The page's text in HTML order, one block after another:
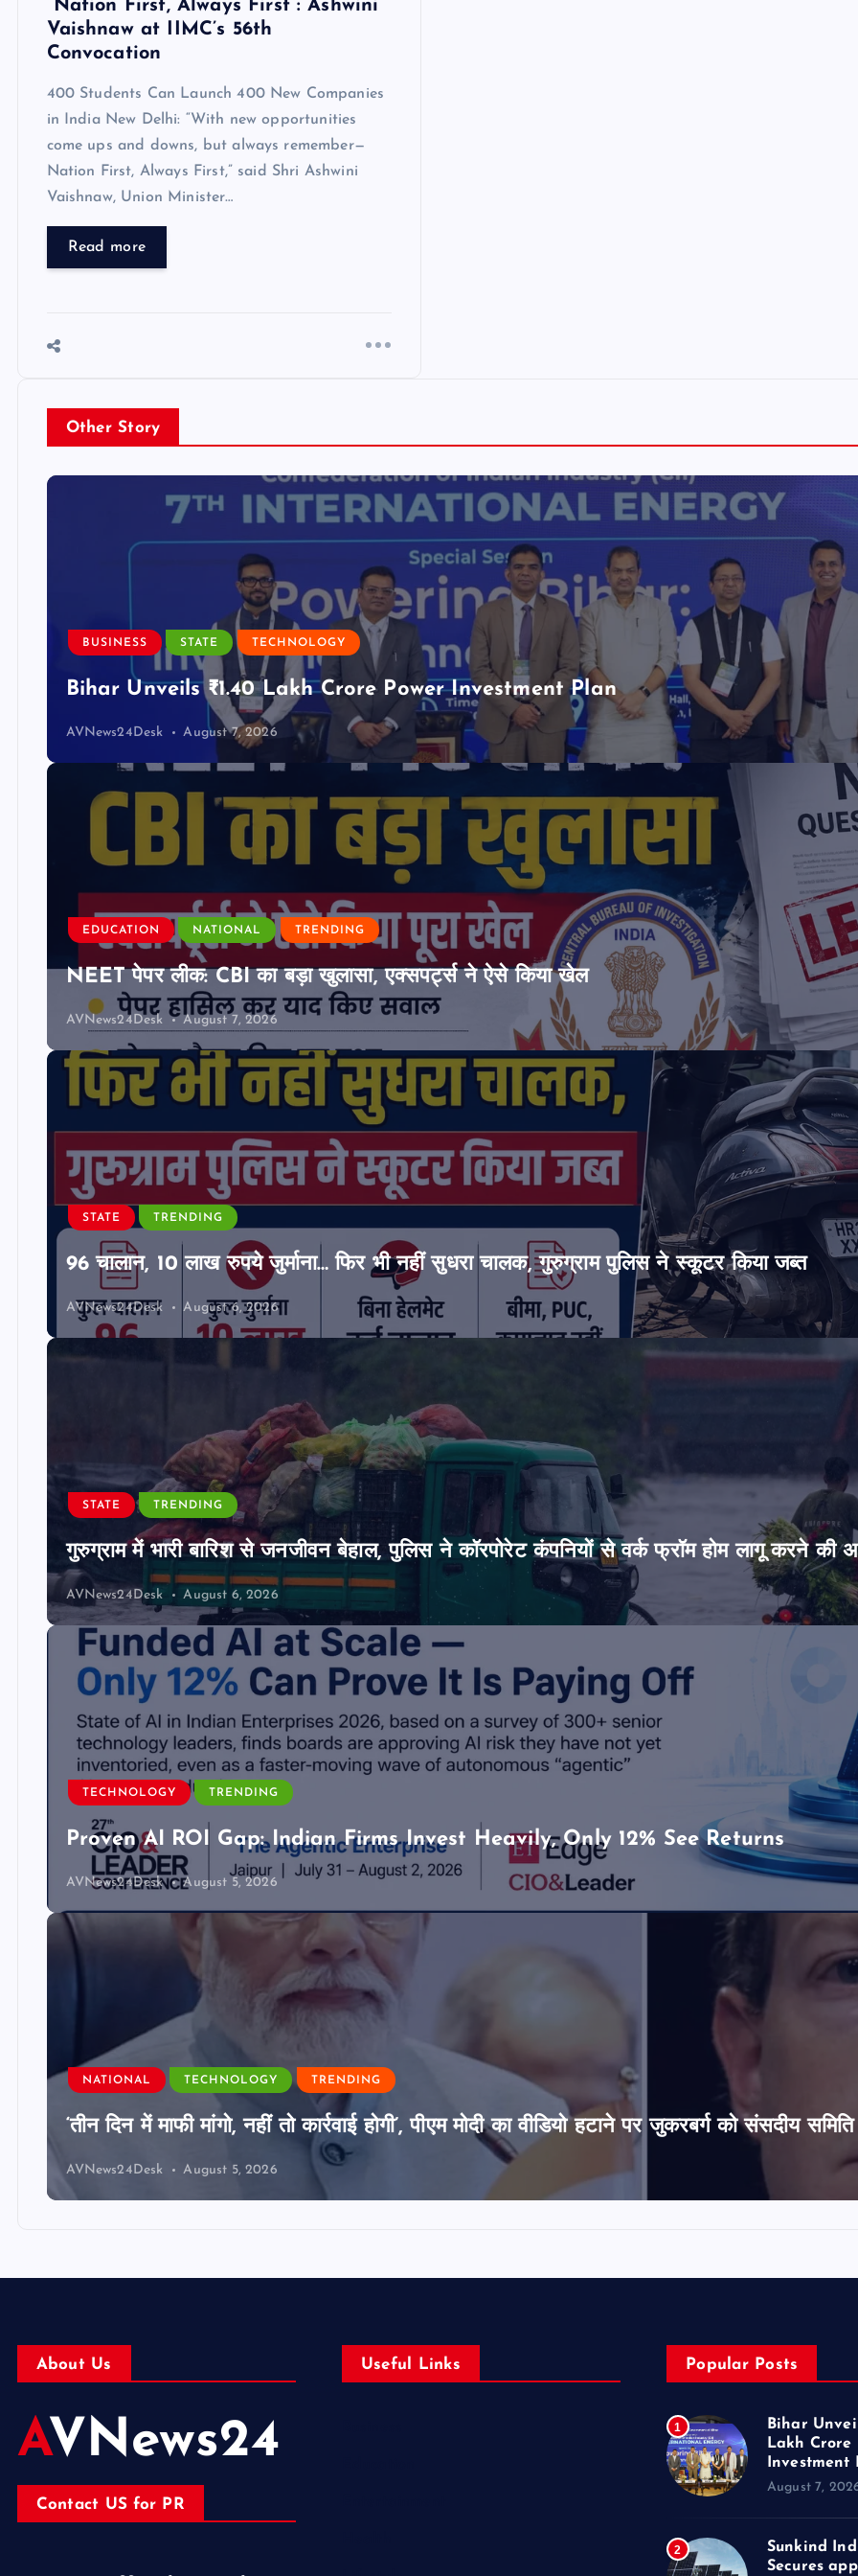
“Nation First, Always First”: Ashwini
Vaishnaw at IIMC’s 56th
Convocation
400 Students Can Launch 400 New Companies
in India New Delhi: “With new opportunities
come ups and downs, but always remember—
Nation First, Always First,” said Shri Ashwini
Vaishnaw, Union Minister…
Read more
Other Story
BUSINESS STATE TECHNOLOGY
Bihar Unveils ₹1.40 Lakh Crore Power Investment Plan
AVNews24Desk August 7, 2026
EDUCATION NATIONAL TRENDING
NEET पेपर लीक: CBI का बड़ा खुलासा, एक्सपर्ट्स ने ऐसे किया खेल
AVNews24Desk August 7, 2026
STATE TRENDING
96 चालान, 10 लाख रुपये जुर्माना… फिर भी नहीं सुधरा चालक, गुरुग्राम पुलिस ने स्कूटर किया जब्त
AVNews24Desk August 6, 2026
STATE TRENDING
गुरुग्राम में भारी बारिश से जनजीवन बेहाल, पुलिस ने कॉरपोरेट कंपनियों से वर्क फ्रॉम होम लागू करने की
AVNews24Desk August 6, 2026
TECHNOLOGY TRENDING
Proven AI ROI Gap: Indian Firms Invest Heavily, Only 12% See Returns
AVNews24Desk August 5, 2026
NATIONAL TECHNOLOGY TRENDING
‘तीन दिन में माफी मांगो, नहीं तो कार्रवाई होगी’, पीएम मोदी का वीडियो हटाने पर जुकरबर्ग को संसदीय
AVNews24Desk August 5, 2026
About Us
AVNews24
Contact US for PR
Useful Links Popular Posts
1
Bihar
Lakh Crore
Investment
August 7,
2
Sunkind
Secures